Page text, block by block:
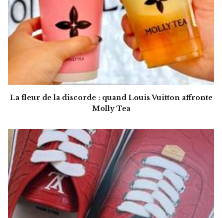
La fleur de la discorde : quand Louis Vuitton affronte
Molly Tea